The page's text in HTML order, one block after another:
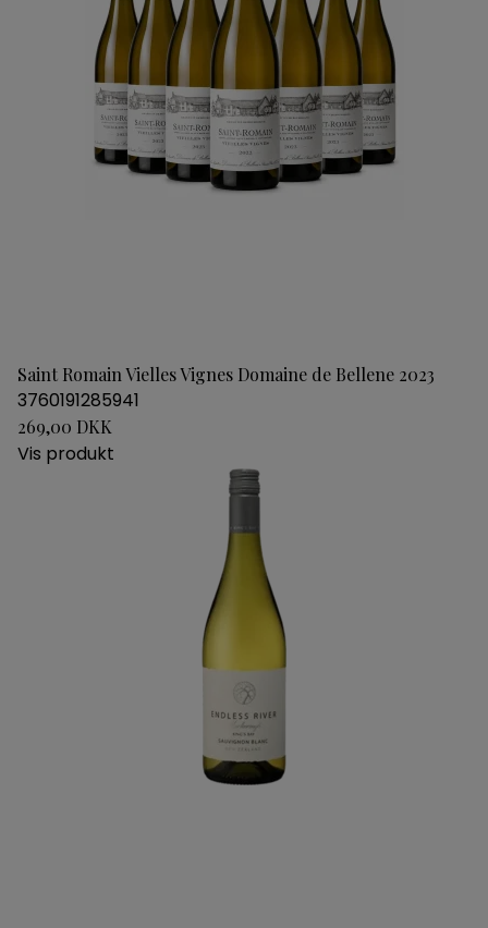
Saint Romain Vielles Vignes Domaine de Bellene 2023
3760191285941
269,00 DKK
Vis produkt